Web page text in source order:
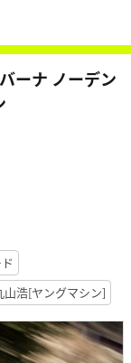
ーナ ノーデン
山浩[ヤングマシン]